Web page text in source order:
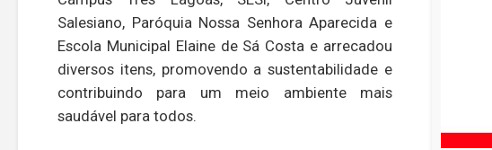
Salesiano, Paróquia Nossa Senhora Aparecida e
Escola Municipal Elaine de Sá Costa e arrecadou
diversos itens, promovendo a sustentabilidade e
contribuindo para um meio ambiente mais
saudável para todos.